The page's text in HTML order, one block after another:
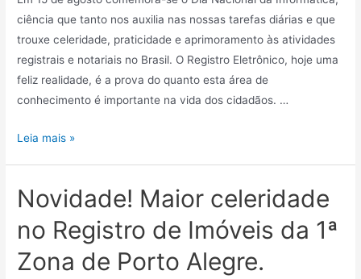
ciência que tanto nos auxilia nas nossas tarefas diárias e que
trouxe celeridade, praticidade e aprimoramento às atividades
registrais e notariais no Brasil. O Registro Eletrônico, hoje uma
feliz realidade, é a prova do quanto esta área de
conhecimento é importante na vida dos cidadãos. …
Leia mais »
Novidade! Maior celeridade
no Registro de Imóveis da 1ª
Zona de Porto Alegre.